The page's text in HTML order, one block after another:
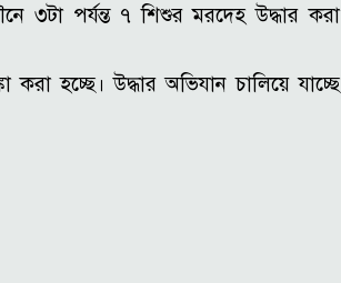
৩টা পর্যন্ত ৭ শিশুর মরদেহ উদ্ধার করা
হচ্ছে। উদ্ধার অভিযান চালিয়ে যাচ্ছে